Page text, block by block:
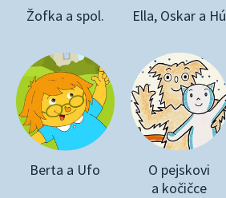
Žofka a spol. Ella, Oskar a Hú
Berta a Ufo
O pejskovi
a kočičce